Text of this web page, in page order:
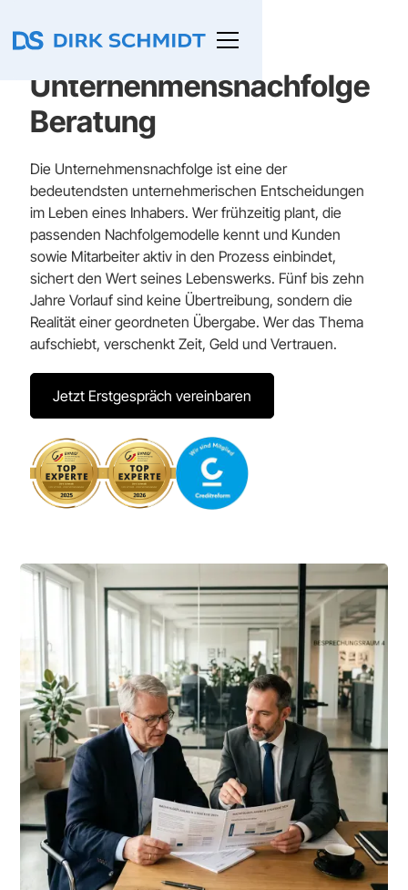
Unternehmensnachfolge
Beratung
Die Unternehmensnachfolge ist eine der
bedeutendsten unternehmerischen Entscheidungen
im Leben eines Inhabers. Wer frühzeitig plant, die
passenden Nachfolgemodelle kennt und Kunden
sowie Mitarbeiter aktiv in den Prozess einbindet,
sichert den Wert seines Lebenswerks. Fünf bis zehn
Jahre Vorlauf sind keine Übertreibung, sondern die
Realität einer geordneten Übergabe. Wer das Thema
aufschiebt, verschenkt Zeit, Geld und Vertrauen.
Jetzt Erstgespräch vereinbaren